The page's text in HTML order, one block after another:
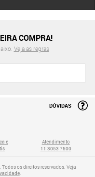
COMPRA!
Veja as regras
DÚVIDAS
e
Atendimento
11 3053 7500
os direitos reservados. Veja
.